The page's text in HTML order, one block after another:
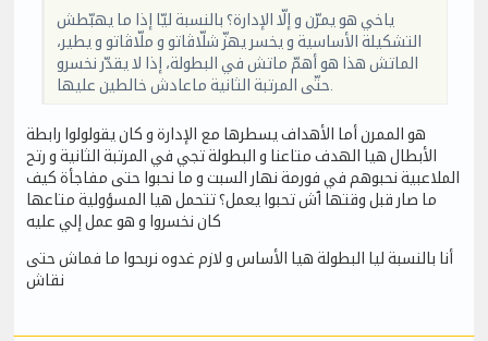
ياخي هو يمرّن و إلّا الإدارة؟ بالنسبة ليّا إذا ما يهبّطش
التشكيلة الأساسية و يخسر يهزّ شلّاڤاتو و ملّاڤاتو و يطير،
الماتش هذا هو أهمّ ماتش في البطولة، إذا لا يقدّر نخسرو
هو الممرن أما الأهداف يسطرها مع الإدارة و كان يقولولوا رابطة
الأبطال هيا الهدف متاعنا و البطولة تجي في المرتبة الثانية و رتح
الملاعبية نحبوهم في فورمة نهار السبت و ما نحبوا حتى مفاجأة كيف
ما صار قبل وقتها ٱش تحبوا يعمل؟ تتحمل هيا المسؤولية متاعها
كان نخسروا و هو عمل إلي عليه
أنا بالنسبة ليا البطولة هيا الأساس و لازم غدوه نربحوا ما فماش حتى
نقاش